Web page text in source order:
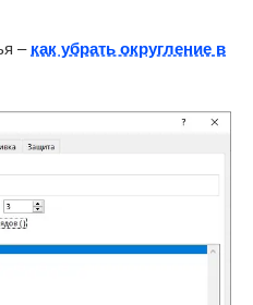
–как убрать округление в